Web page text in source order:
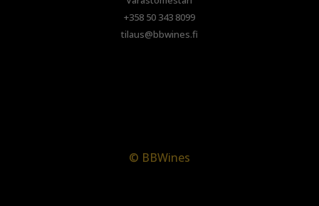
+358 50 343 8099
tilaus@bbwines.fi
© BBWines